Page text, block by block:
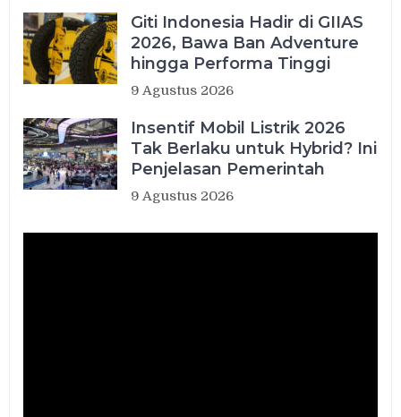
Giti Indonesia Hadir di GIIAS
2026, Bawa Ban Adventure
hingga Performa Tinggi
9 Agustus 2026
Insentif Mobil Listrik 2026
Tak Berlaku untuk Hybrid? Ini
Penjelasan Pemerintah
9 Agustus 2026